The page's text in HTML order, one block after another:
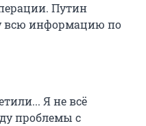
Путин
всю информацию по
Я не всё
проблемы с